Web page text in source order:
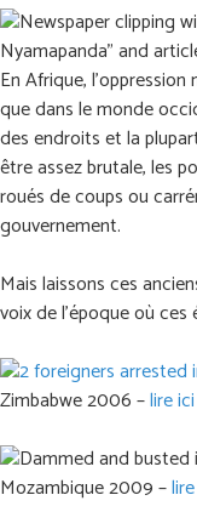
En Afrique,
que dans le monde
des endroits et la
être assez brutale, les
roués de coups ou
gouvernement.
Mais laissons ces
voix de l'époque où ces
Zimbabwe 2006 –lire ici
Mozambique 2009 –